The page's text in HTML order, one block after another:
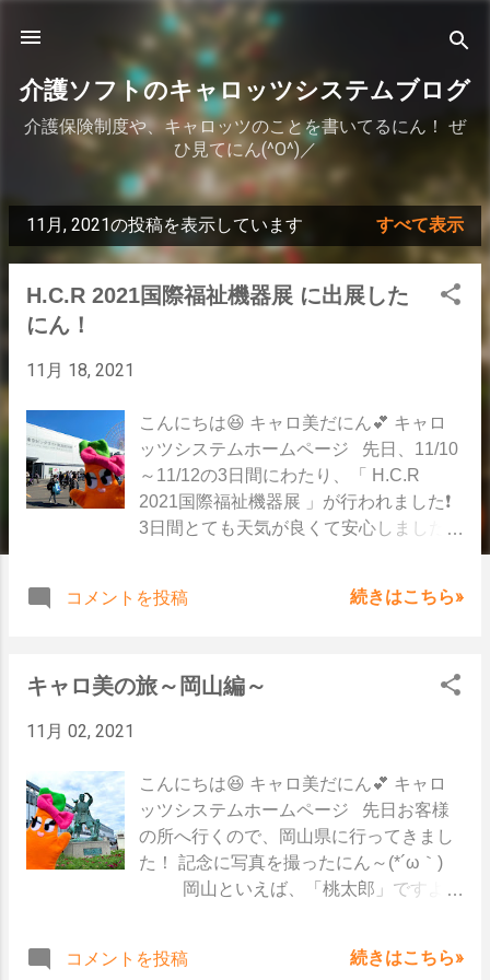
スキップしてメイン コンテンツに移動
介護ソフトのキャロッツシステムブログ
介護保険制度や、キャロッツのことを書いてるにん！ ぜ
ひ見てにん(^O^)／
投
稿
11月, 2021の投稿を表示しています すべて表示
H.C.R 2021国際福祉機器展 に出展した
にん！
11月 18, 2021
こんにちは😆 キャロ美だにん💕 キャロ
ッツシステムホームページ 先日、11/10
～11/12の3日間にわたり、「 H.C.R
2021国際福祉機器展 」が行われました❗
3日間とても天気が良くて安心しました
みると、広々とした会場でした❕ いつもと
いつもながら賑やかなブースだったにん
た～💞 しっかり感染対策もして、準備バ
ッチリ🙆☆彡 初日からたくさんの方に来
ていただいて、大盛り上がりでした😊
久々の開催なので、皆さん真剣モード❗
スタッフみんなで製品説明がんばりまし
に直接会えたのが嬉しかったにん(/ω＼)
ありがとうございました🙌 いつもお世
コメントを投稿 続きはこちら»
キャロ美の旅～岡山編～
11月 02, 2021
こんにちは😆 キャロ美だにん💕 キャロ
ッツシステムホームページ 先日お客様
の所へ行くので、岡山県に行ってきまし
た！ 記念に写真を撮ったにん～(*´ω｀)
岡山といえば、「桃太郎」ですよね
古墳があったり次はゆっくり観光に行き
コメントを投稿 続きはこちら»